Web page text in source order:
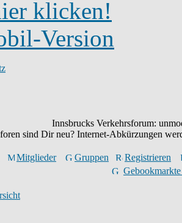
klicken!
Version
Innsbrucks Verkehrsforum:
sind Dir neu? Internet-Abkürzungen
Mitglieder Gruppen
Registrieren